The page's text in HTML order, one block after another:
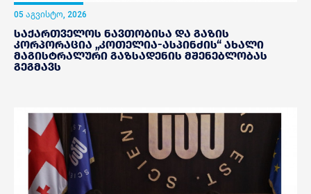
05 აგვისტო, 2026
საქართველოს ნავთობისა და გაზის
კორპორაცია „კოთელია-ასპინძის“ ახალი
მაგისტრალური გაზსადენის მშენებლობას
გეგმავს